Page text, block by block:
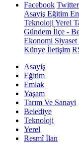
Facebook Twitter
Asayiş Eğitim
Teknoloji Yerel
Gündem İlçe -
Ekonomi Siyaset
Künye İletişim
Asayiş
Eğitim
Emlak
Yaşam
Tarım Ve Sanayi
Belediye
Teknoloji
Yerel
Resmî İlan